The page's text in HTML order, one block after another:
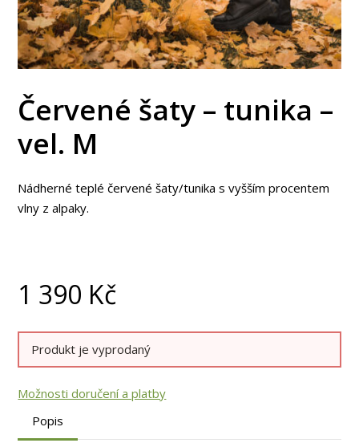
Červené šaty – tunika –
vel. M
Nádherné teplé červené šaty/tunika s vyšším procentem
vlny z alpaky.
1 390 Kč
Produkt je vyprodaný
Možnosti doručení a platby
Popis